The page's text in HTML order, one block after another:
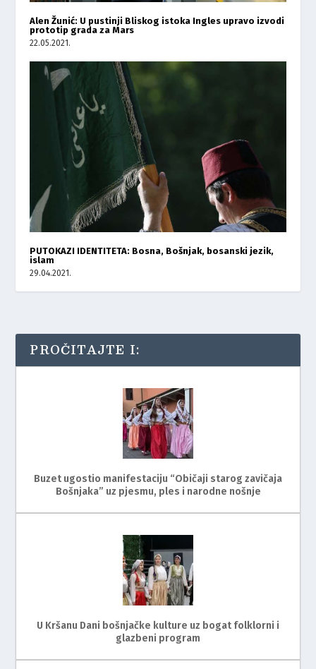
Alen Žunić: U pustinji Bliskog istoka Ingles upravo izvodi
prototip grada za Mars
22.05.2021.
PUTOKAZI IDENTITETA: Bosna, Bošnjak, bosanski jezik,
islam
29.04.2021.
PROČITAJTE I:
Buzet ugostio manifestaciju “Običaji starog zavičaja
Bošnjaka” uz pjesmu, ples i narodne nošnje
U Kršanu Dani bošnjačke kulture uz bogat folklorni i
glazbeni program